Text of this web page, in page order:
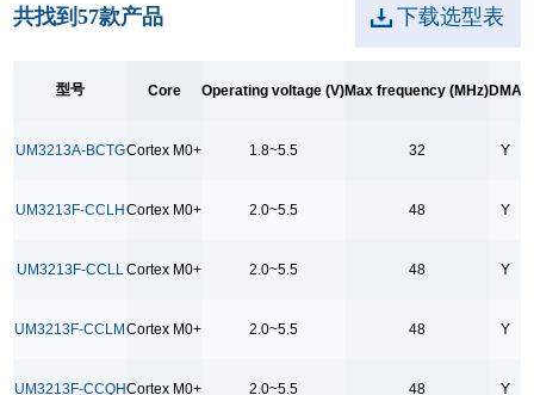
312
GPIO
21
24
共找到57款产品 下载选型表
型号 Core Operating voltage (V)Max frequency (MHz)DMA
UM3213A-BCTGCortex M0+ 1.8~5.5 32 Y
UM3213F-CCLHCortex M0+ 2.0~5.5 48 Y
UM3213F-CCLL Cortex M0+ 2.0~5.5 48 Y
UM3213F-CCLMCortex M0+ 2.0~5.5 48 Y
UM3213F-CCQHCortex M0+ 2.0~5.5 48 Y